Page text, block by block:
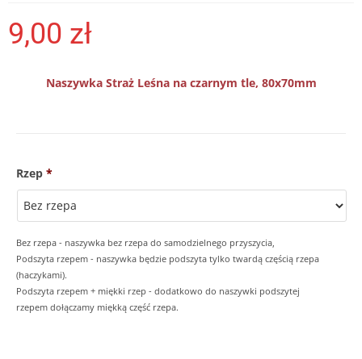
9,00 zł
Naszywka Straż Leśna na czarnym tle, 80x70mm
Rzep *
Bez rzepa - naszywka bez rzepa do samodzielnego przyszycia,
Podszyta rzepem - naszywka będzie podszyta tylko twardą częścią rzepa
(haczykami).
Podszyta rzepem + miękki rzep - dodatkowo do naszywki podszytej
rzepem dołączamy miękką część rzepa.